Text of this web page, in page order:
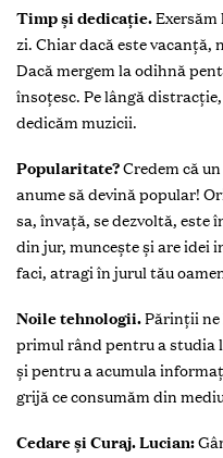
Timp și dedicație.
zi. Chiar dacă este vacanță,
Dacă mergem la odihnă
însoțesc. Pe lângă distracție,
dedicăm muzicii.
Popularitate?Credem că
anume să devină popular!
sa, învață, se dezvoltă, este
din jur, muncește și are idei
faci, atragi în jurul tău
Noile tehnologii.Părinții ne
primul rând pentru a studia
și pentru a acumula
grijă ce consumăm din
Cedare și Curaj.Lucian: